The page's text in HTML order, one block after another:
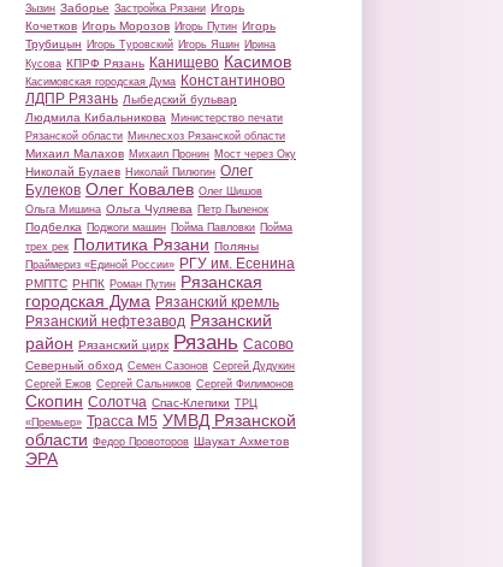
Зызин Заборье Застройка Рязани Игорь
Кочетков Игорь Морозов Игорь Путин Игорь
Трубицын Игорь Туровский Игорь Яшин Ирина
Кусова КПРФ Рязань Канищево Касимов
Касимовская городская Дума Константиново
ЛДПР Рязань Лыбедский бульвар
Людмила Кибальникова Министерство печати
Рязанской области Минлесхоз Рязанской области
Михаил Малахов Михаил Пронин Мост через Оку
Николай Булаев Николай Пилюгин Олег
Булеков Олег Ковалев Олег Шишов
Ольга Мишина Ольга Чуляева Петр Пыленок
Подбелка Поджоги машин Пойма Павловки Пойма
трех рек Политика Рязани Поляны
Праймериз «Единой России» РГУ им. Есенина
РМПТС РНПК Роман Путин Рязанская
городская Дума Рязанский кремль
Рязанский нефтезавод Рязанский
район Рязанский цирк Рязань Сасово
Северный обход Семен Сазонов Сергей Дудукин
Сергей Ежов Сергей Сальников Сергей Филимонов
Скопин Солотча Спас-Клепики ТРЦ
«Премьер» Трасса М5 УМВД Рязанской
области Федор Провоторов Шаукат Ахметов
ЭРА